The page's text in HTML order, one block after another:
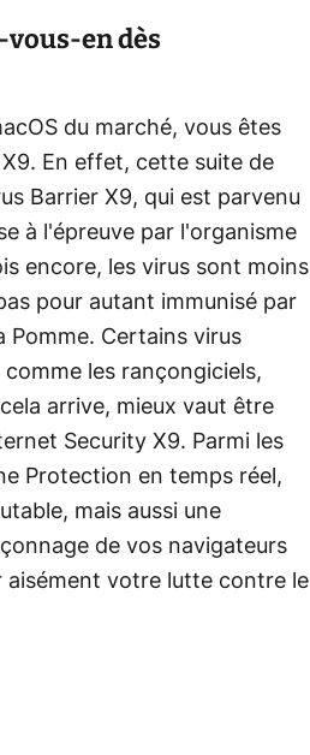
en dès
du marché, vous êtes
En effet, cette suite de
Barrier X9, qui est parvenu
à l'épreuve par l'organisme
encore, les virus sont moins
pour autant immunisé par
Pomme. Certains virus
les rançongiciels,
arrive, mieux vaut être
Security X9. Parmi les
Protection en temps réel,
mais aussi une
de vos navigateurs
aisément votre lutte contre le